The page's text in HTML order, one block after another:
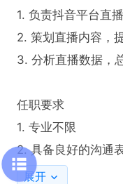
1. 负责抖音平台直
2. 策划直播内容，
3. 分析直播数据，
任职要求
1. 专业不限
2. 具备良好的沟通
3. 有直播经验者优
展开